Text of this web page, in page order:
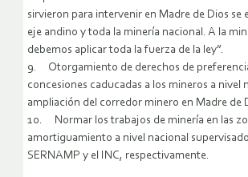
sirvieron para intervenir en Madre de Dios se
eje andino y toda la minería nacional. A la
debemos aplicar toda la fuerza de la ley”.
9. Otorgamiento de derechos de
concesiones caducadas a los mineros a nivel
ampliación del corredor minero en Madre de
10. Normar los trabajos de minería en las
amortiguamiento a nivel nacional
SERNAMP y el INC, respectivamente.